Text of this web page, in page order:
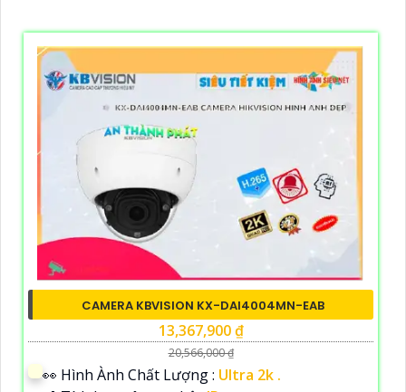
CAMERA KBVISION KX-DAI4004MN-EAB
13,367,900 ₫
20,566,000 ₫
️👀 Hình Ành Chất Lượng : Ultra 2k .